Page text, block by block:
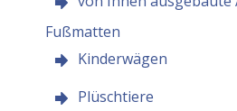
Fußmatten
Kinderwägen
Plüschtiere